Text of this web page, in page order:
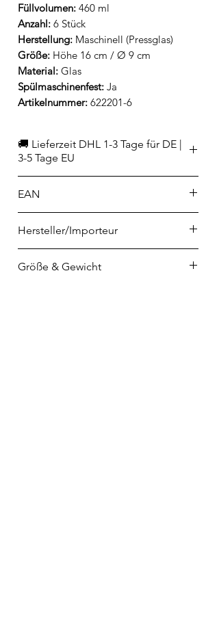
Füllvolumen: 460 ml
Anzahl: 6 Stück
Herstellung: Maschinell (Pressglas)
Größe: Höhe 16 cm / Ø 9 cm
Material: Glas
Spülmaschinenfest: Ja
Artikelnummer: 622201-6
🚚 Lieferzeit DHL 1-3 Tage für DE |
3-5 Tage EU
EAN
Hersteller/Importeur
4 rue de la Verrerie
Größe & Gewicht